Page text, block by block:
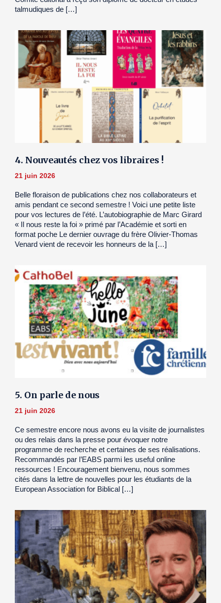
talmudiques de […]
4. Nouveautés chez vos libraires !
21 juin 2026
Belle floraison de publications chez nos collaborateurs et
amis pendant ce second semestre ! Voici une petite liste
pour vos lectures de l’été. L’autobiographie de Marc Girard
« Il nous reste la foi » primé par l’Académie et sorti en
format poche Le dernier ouvrage du frère Olivier-Thomas
Venard vient de recevoir les honneurs de la […]
5. On parle de nous
21 juin 2026
Ce semestre encore nous avons eu la visite de journalistes
ou des relais dans la presse pour évoquer notre
programme de recherche et certaines de ses réalisations.
Recommandés par l’EABS parmi les useful online
ressources ! Encouragement bienvenu, nous sommes
cités dans la lettre de nouvelles pour les étudiants de la
European Association for Biblical […]